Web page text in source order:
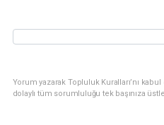
Yorum yazarak Topluluk Kuralları’nı
dolaylı tüm sorumluluğu tek başınıza